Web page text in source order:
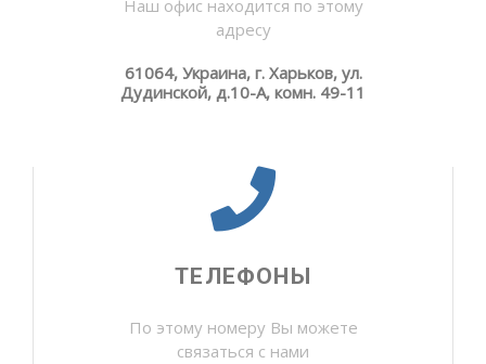
Наш офис находится по этому
адресу
61064, Украина, г. Харьков, ул.
Дудинской, д.10-А, комн. 49-11
ТЕЛЕФОНЫ
По этому номеру Вы можете
связаться с нами